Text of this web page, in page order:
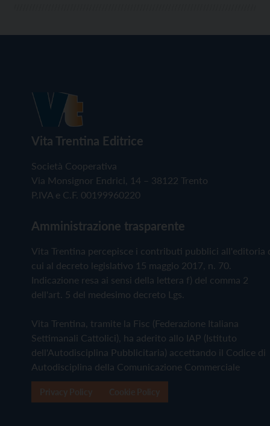
Vita Trentina Editrice
Società Cooperativa
Via Monsignor Endrici, 14 – 38122 Trento
P.IVA e C.F. 00199960220
Amministrazione trasparente
Vita Trentina percepisce i contributi pubblici all'editoria
cui al decreto legislativo 15 maggio 2017, n. 70.
Indicazione resa ai sensi della lettera f) del comma 2
dell'art. 5 del medesimo decreto Lgs.
Vita Trentina, tramite la Fisc (Federazione Italiana
Settimanali Cattolici), ha aderito allo IAP (Istituto
dell'Autodisciplina Pubblicitaria) accettando il Codice di
Autodisciplina della Comunicazione Commerciale